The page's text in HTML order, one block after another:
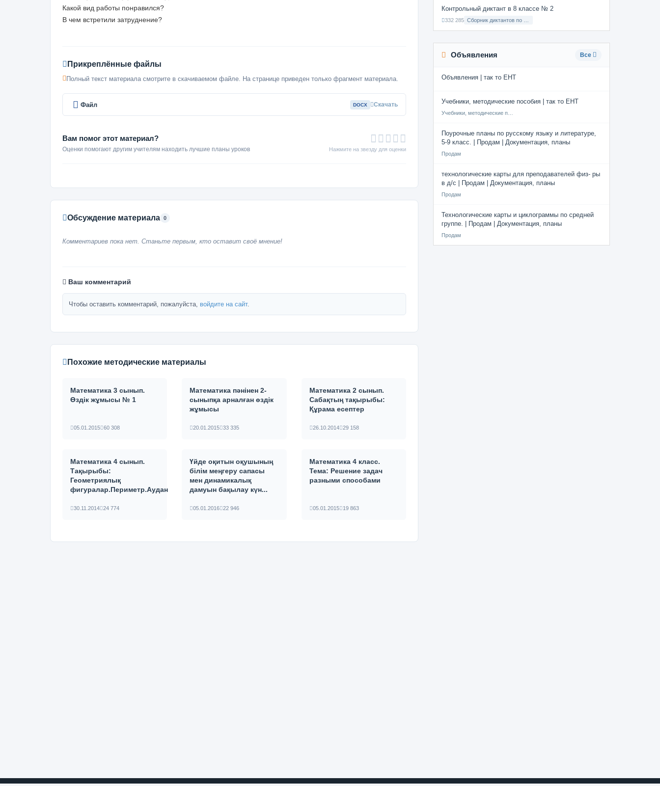
Какой вид работы понравился?
В чем встретили затруднение?
Прикреплённые файлы
Полный текст материала смотрите в скачиваемом файле. На странице приведен только фрагмент материала.
Файл DOCX Скачать
Вам помог этот материал?
Оценки помогают другим учителям находить лучшие планы уроков Нажмите на звезду для оценки
Обсуждение материала 0
Комментариев пока нет. Станьте первым, кто оставит своё мнение!
Ваш комментарий
Чтобы оставить комментарий, пожалуйста, войдите на сайт.
Похожие методические материалы
Математика 3 сынып.
Өздік жұмысы № 1
05.01.2015 60 308
Математика пәнінен 2-
сыныпқа арналған өздік
жұмысы
20.01.2015 33 335
Математика 2 сынып.
Сабақтың тақырыбы:
Құрама есептер
26.10.2014 29 158
Математика 4 сынып.
Тақырыбы:
Геометриялық
фигуралар.Периметр.Аудан
30.11.2014 24 774
Үйде оқитын оқушының
білім меңгеру сапасы
мен динамикалық
дамуын бақылау күн...
05.01.2016 22 946
Математика 4 класс.
Тема: Решение задач
разными способами
05.01.2015 19 863
Контрольный диктант в 8 классе № 2
332 285
Объявления Все
Объявления | так то ЕНТ
Учебники, методические пособия | так то ЕНТ
Поурочные планы по русскому языку и литературе,
5-9 класс. | Продам | Документация, планы
Продам
технологические карты для преподавателей физ- ры
в д/с | Продам | Документация, планы
Продам
Технологические карты и циклограммы по средней
группе. | Продам | Документация, планы
Продам